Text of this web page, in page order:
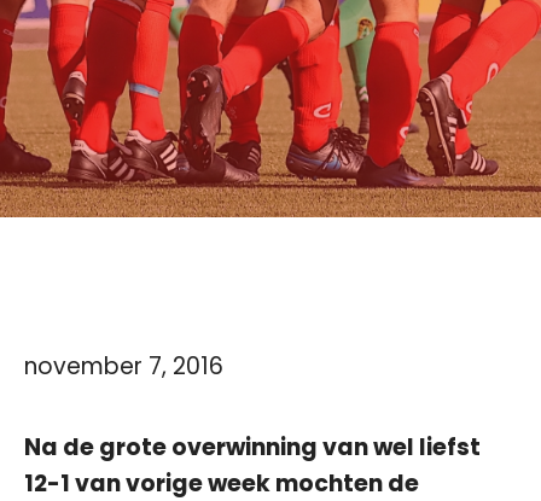
november 7, 2016
Na de grote overwinning van wel liefst
12-1 van vorige week mochten de